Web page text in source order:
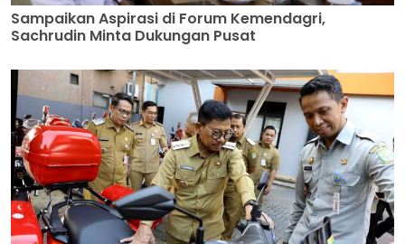
Sampaikan Aspirasi di Forum Kemendagri,
Sachrudin Minta Dukungan Pusat